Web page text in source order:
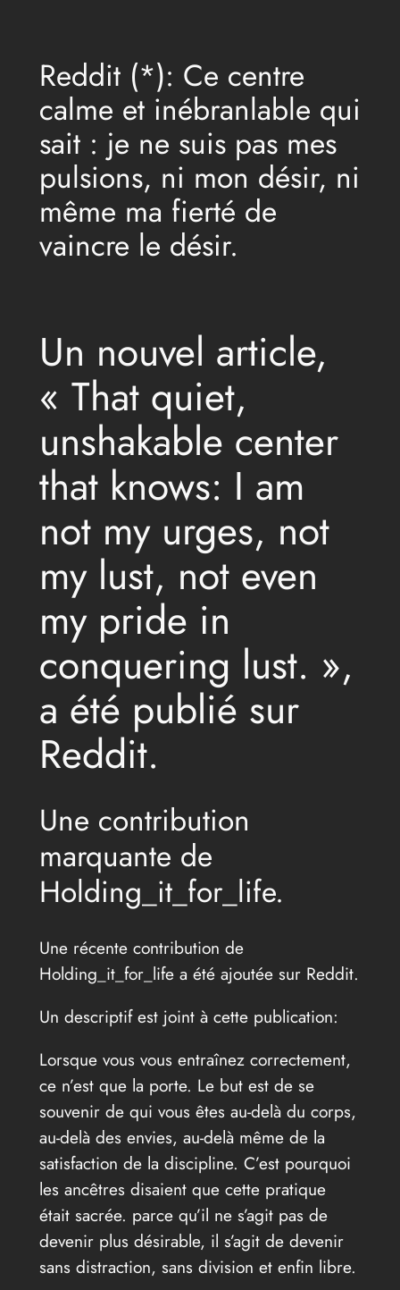
contenuReddit (*): Ce centre
calme et inébranlable qui
sait : je ne suis pas mes
pulsions, ni mon désir, ni
même ma fierté de
vaincre le désir.
Un nouvel article,
« That quiet,
unshakable center
that knows: I am
not my urges, not
my lust, not even
my pride in
conquering lust. »,
a été publié sur
Reddit.
Une contribution
marquante de
Holding_it_for_life.
Une récente contribution de
Holding_it_for_life a été ajoutée sur Reddit.
Un descriptif est joint à cette publication:
Lorsque vous vous entraînez correctement,
ce n’est que la porte. Le but est de se
souvenir de qui vous êtes au-delà du corps,
au-delà des envies, au-delà même de la
satisfaction de la discipline. C’est pourquoi
les ancêtres disaient que cette pratique
était sacrée. parce qu’il ne s’agit pas de
devenir plus désirable, il s’agit de devenir
sans distraction, sans division et enfin libre.